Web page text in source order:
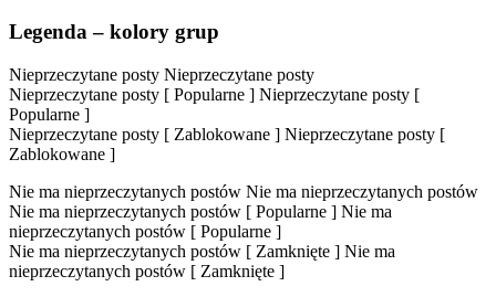
Legenda – kolory grup
Nieprzeczytane posty Nieprzeczytane posty
Nieprzeczytane posty [ Popularne ] Nieprzeczytane posty [
Popularne ]
Nieprzeczytane posty [ Zablokowane ] Nieprzeczytane posty [
Zablokowane ]
Nie ma nieprzeczytanych postów Nie ma nieprzeczytanych postów
Nie ma nieprzeczytanych postów [ Popularne ] Nie ma
nieprzeczytanych postów [ Popularne ]
Nie ma nieprzeczytanych postów [ Zamknięte ] Nie ma
nieprzeczytanych postów [ Zamknięte ]